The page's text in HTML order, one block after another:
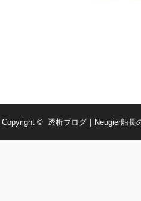
Copyright © 透析ブログ｜Neugier船長